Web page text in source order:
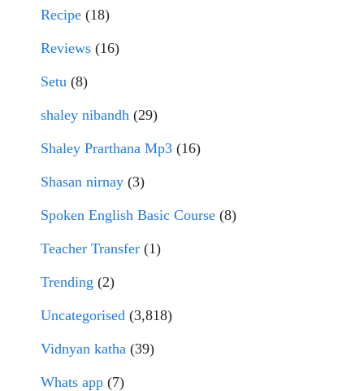
Recipe (18)
Reviews (16)
Setu (8)
shaley nibandh (29)
Shaley Prarthana Mp3 (16)
Shasan nirnay (3)
Spoken English Basic Course (8)
Teacher Transfer (1)
Trending (2)
Uncategorised (3,818)
Vidnyan katha (39)
Whats app (7)